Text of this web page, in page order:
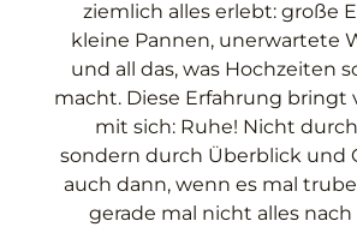
ziemlich alles erlebt: große
kleine Pannen, unerwartete
und all das, was Hochzeiten
macht. Diese Erfahrung bringt
mit sich: Ruhe! Nicht
sondern durch Überblick und
auch dann, wenn es mal
gerade mal nicht alles nach